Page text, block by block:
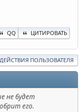
QQ ЦИТИРОВАТЬ
ДЕЙСТВИЯ ПОЛЬЗОВАТЕЛЯ
не будет
его.